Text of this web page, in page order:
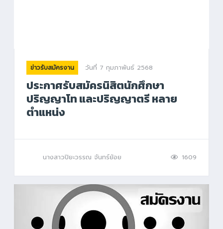
ข่าวรับสมัครงาน วันที่ 7 กุมภาพันธ์ 2568
ประกาศรับสมัครนิสิตนักศึกษา
ปริญญาโท และปริญญาตรี หลาย
ตำแหน่ง
นางสาวปิยะวรรณ จันทร์ย้อย 1609